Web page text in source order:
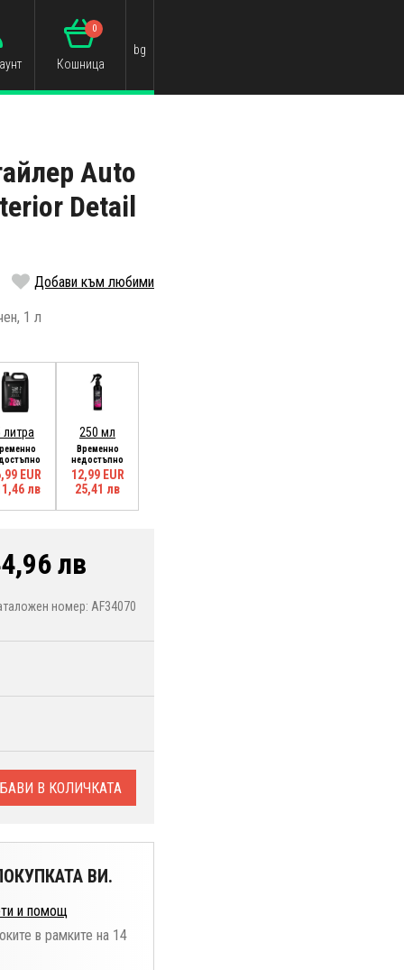
Кошница
0
bg
Auto
Detail
Добави към любими
1 л
литра
EUR
лв
250 мл
Временно
недостъпно
12,99 EUR
25,41 лв
лв
номер: AF34070
В КОЛИЧКАТА
ВИ.
и помощ
в рамките на 14